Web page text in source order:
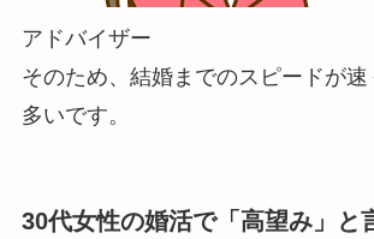
アドバイザー
そのため、結婚までのスピードが
多いです。
30代女性の婚活で「高望み」と